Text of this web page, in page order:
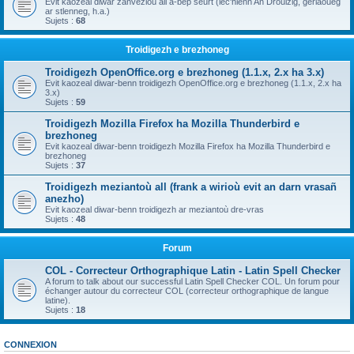
ar stlenneg, h.a.)
Sujets : 68
Troidigezh e brezhoneg
Troidigezh OpenOffice.org e brezhoneg (1.1.x, 2.x ha 3.x)
Evit kaozeal diwar-benn troidigezh OpenOffice.org e brezhoneg (1.1.x, 2.x ha
3.x)
Sujets : 59
Troidigezh Mozilla Firefox ha Mozilla Thunderbird e
brezhoneg
Evit kaozeal diwar-benn troidigezh Mozilla Firefox ha Mozilla Thunderbird e
brezhoneg
Sujets : 37
Troidigezh meziantoù all (frank a wirioù evit an darn vrasañ
anezho)
Evit kaozeal diwar-benn troidigezh ar meziantoù dre-vras
Sujets : 48
Forum
COL - Correcteur Orthographique Latin - Latin Spell Checker
A forum to talk about our successful Latin Spell Checker COL. Un forum pour
échanger autour du correcteur COL (correcteur orthographique de langue
latine).
Sujets : 18
CONNEXION